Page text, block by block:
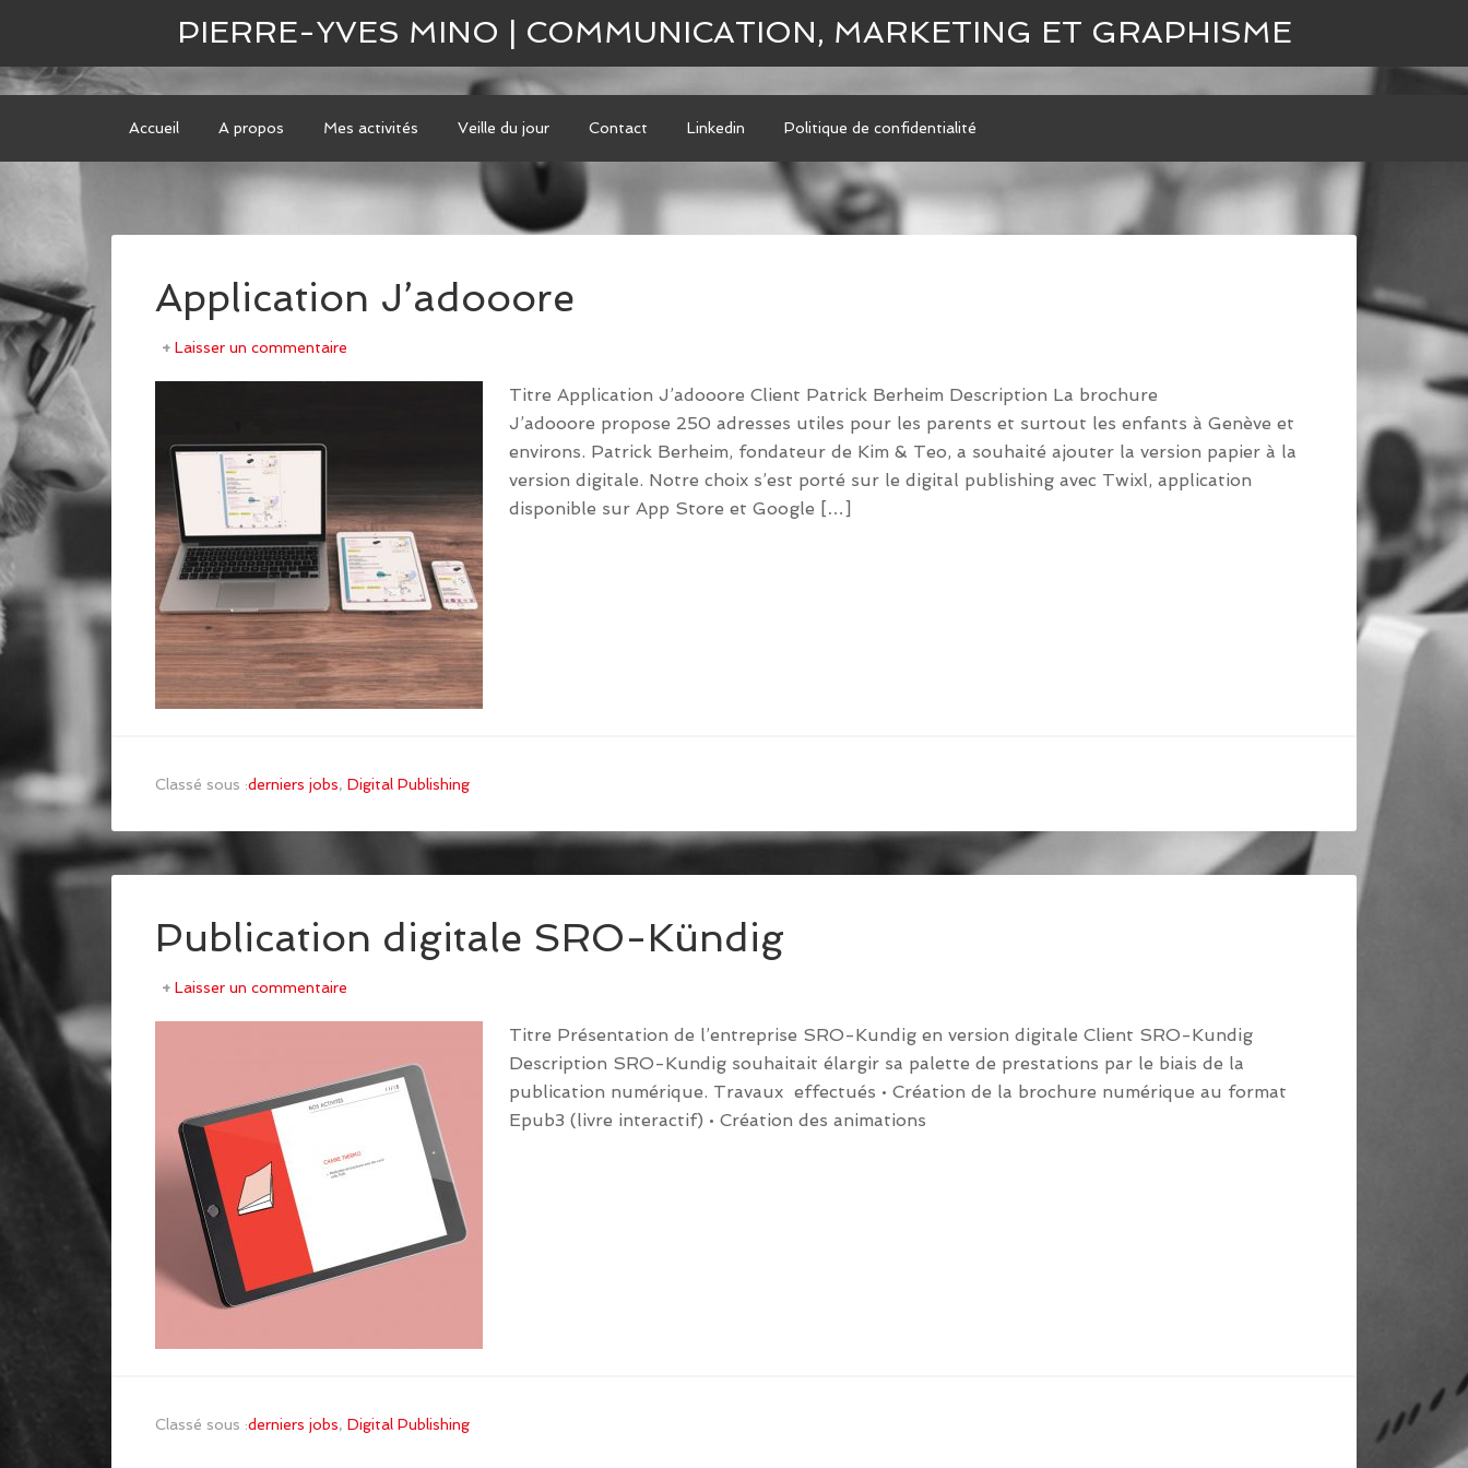
PIERRE-YVES MINO | COMMUNICATION, MARKETING ET GRAPHISME
Accueil A propos Mes activités Veille du jour Contact Linkedin Politique de confidentialité
Application J’adooore
Laisser un commentaire
Titre Application J’adooore Client Patrick Berheim Description La brochure
J’adooore propose 250 adresses utiles pour les parents et surtout les enfants à Genève et
environs. Patrick Berheim, fondateur de Kim & Teo, a souhaité ajouter la version papier à la
version digitale. Notre choix s’est porté sur le digital publishing avec Twixl, application
disponible sur App Store et Google […]
Classé sous :derniers jobs, Digital Publishing
Publication digitale SRO-Kündig
Laisser un commentaire
Titre Présentation de l’entreprise SRO-Kundig en version digitale Client SRO-Kundig
Description SRO-Kundig souhaitait élargir sa palette de prestations par le biais de la
publication numérique. Travaux effectués • Création de la brochure numérique au format
Epub3 (livre interactif) • Création des animations
Classé sous :derniers jobs, Digital Publishing